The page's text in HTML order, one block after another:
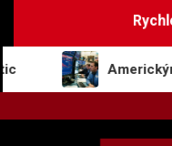
akciím došel